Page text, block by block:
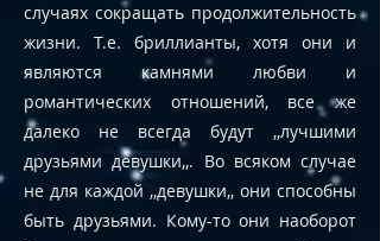
случаях сокращать продолжительность
жизни. Т.е. бриллианты, хотя они и
являются камнями любви и
романтических отношений, все же
далеко не всегда будут ,,лучшими
друзьями девушки,,. Во всяком случае
не для каждой ,,девушки,, они способны
быть друзьями. Кому-то они наоборот